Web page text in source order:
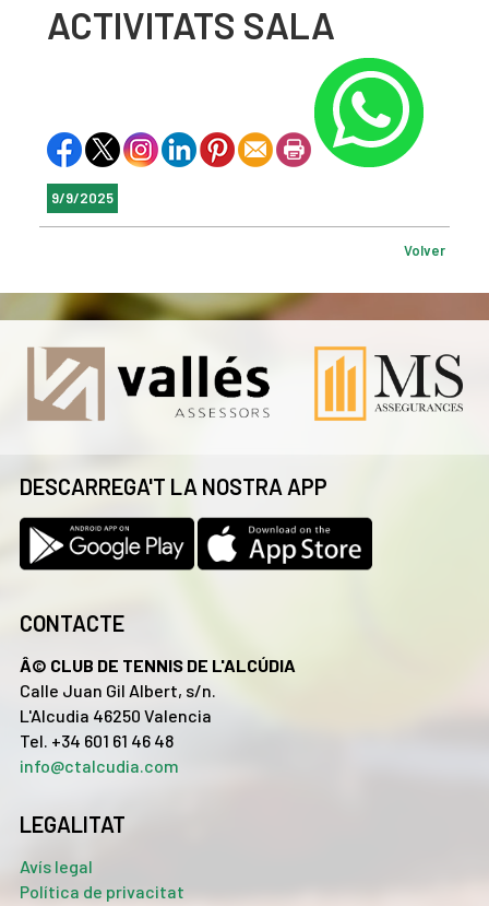
ACTIVITATS SALA
9/9/2025
Volver
DESCARREGA'T LA NOSTRA APP
CONTACTE
Â© CLUB DE TENNIS DE L'ALCÚDIA
Calle Juan Gil Albert, s/n.
L'Alcudia 46250 Valencia
Tel. +34 601 61 46 48
info@ctalcudia.com
LEGALITAT
Avís legal
Política de privacitat